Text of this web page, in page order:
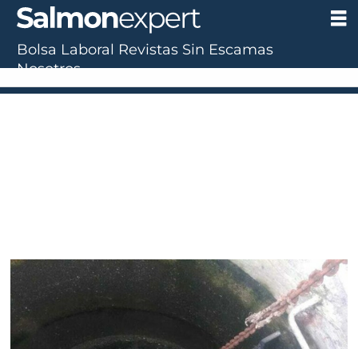
Tag:
alcantarillado
Bolsa Laboral Revistas Sin Escamas
Nosotros